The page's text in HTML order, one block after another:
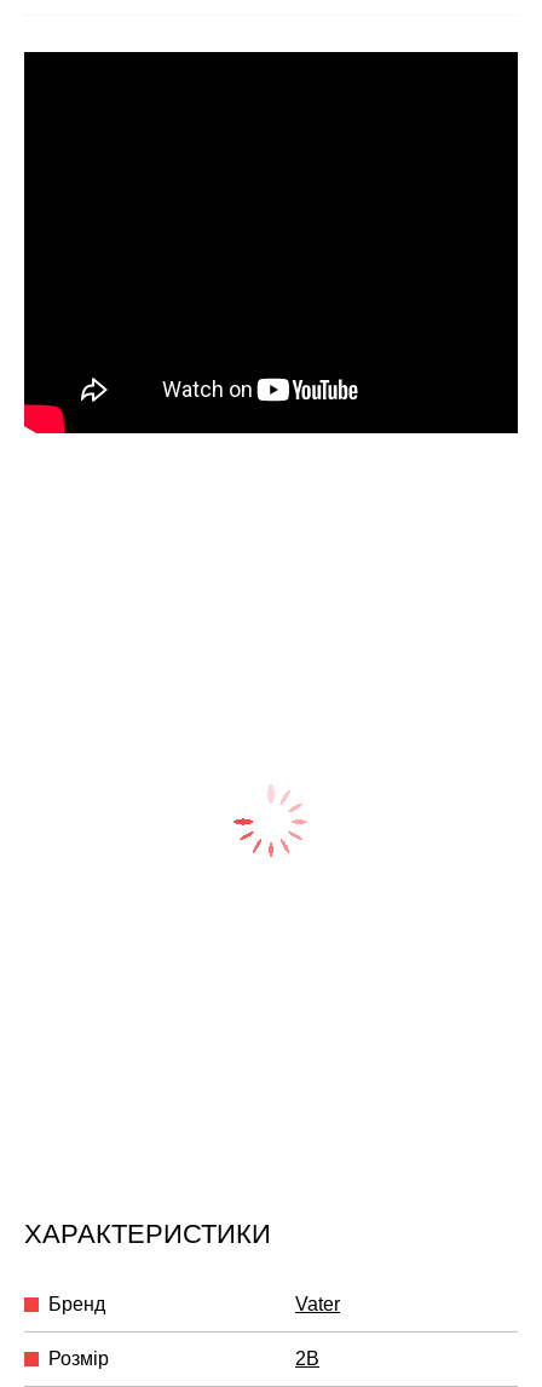
ХАРАКТЕРИСТИКИ
Бренд Vater
Розмір 2B